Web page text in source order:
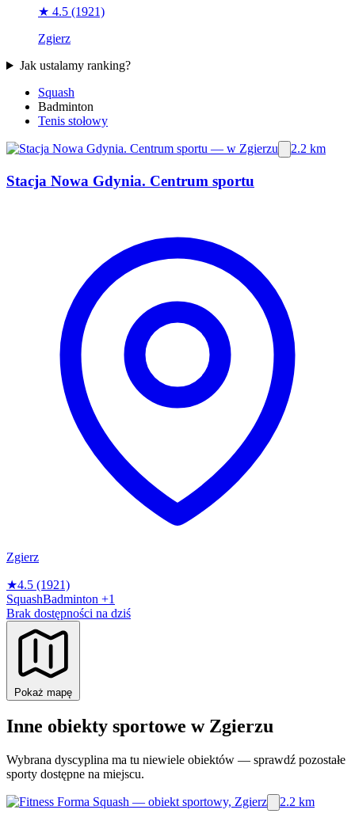
★ 4.5 (1921)
Zgierz
Jak ustalamy ranking?
Squash
Badminton
Tenis stołowy
2.2 km
Stacja Nowa Gdynia. Centrum sportu
Zgierz
★4.5 (1921)
SquashBadminton +1
Brak dostępności na dziś
Pokaż mapę
Inne obiekty sportowe w Zgierzu
Wybrana dyscyplina ma tu niewiele obiektów — sprawdź pozostałe
sporty dostępne na miejscu.
2.2 km